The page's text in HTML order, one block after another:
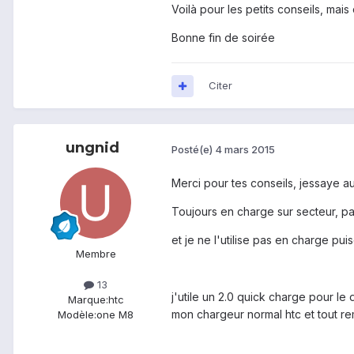
Voilà pour les petits conseils,
Bonne fin de soirée
Citer
ungnid
Membre
13
Marque:htc
Modèle:one M8
Posté(e) 4 mars 2015
Merci pour tes conseils, jessaye
Toujours en charge sur secteur,
et je ne l'utilise pas en charge
j'utile un 2.0 quick charge pour le
mon chargeur normal htc et tout